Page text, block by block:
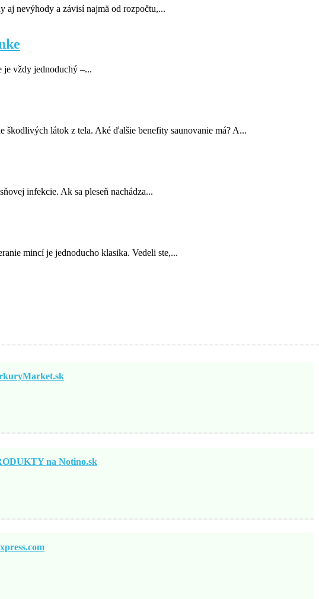
aj nevýhody a závisí najmä od rozpočtu,...
je vždy jednoduchý –...
látok z tela. Aké ďalšie benefity saunovanie má? A...
infekcie. Ak sa pleseň nachádza...
mincí je jednoducho klasika. Vedeli ste,...
na Notino.sk